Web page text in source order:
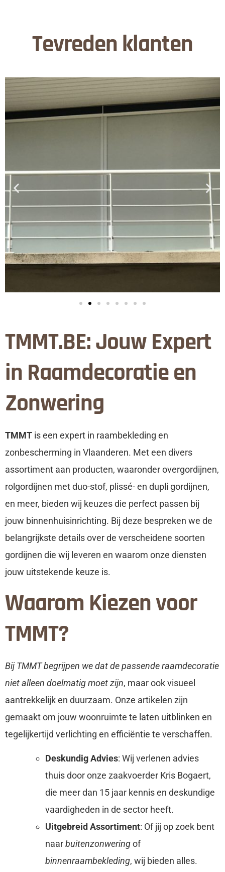
Tevreden klanten
TMMT.BE: Jouw Expert
in Raamdecoratie en
Zonwering
TMMT is een expert in raambekleding en
zonbescherming in Vlaanderen. Met een divers
assortiment aan producten, waaronder overgordijnen,
rolgordijnen met duo-stof, plissé- en dupli gordijnen,
en meer, bieden wij keuzes die perfect passen bij
jouw binnenhuisinrichting. Bij deze bespreken we de
belangrijkste details over de verscheidene soorten
gordijnen die wij leveren en waarom onze diensten
jouw uitstekende keuze is.
Waarom Kiezen voor
TMMT?
Bij TMMT begrijpen we dat de passende raamdecoratie
niet alleen doelmatig moet zijn, maar ook visueel
aantrekkelijk en duurzaam. Onze artikelen zijn
gemaakt om jouw woonruimte te laten uitblinken en
tegelijkertijd verlichting en efficiëntie te verschaffen.
Deskundig Advies: Wij verlenen advies
thuis door onze zaakvoerder Kris Bogaert,
die meer dan 15 jaar kennis en deskundige
vaardigheden in de sector heeft.
Uitgebreid Assortiment: Of jij op zoek bent
naarbuitenzonweringof
binnenraambekleding, wij bieden alles.